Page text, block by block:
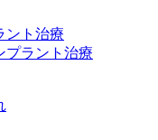
ント治療
プラント治療